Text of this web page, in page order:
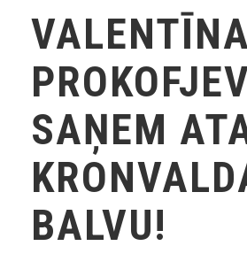
VALENTĪNA
SAŅEM
BALVU!